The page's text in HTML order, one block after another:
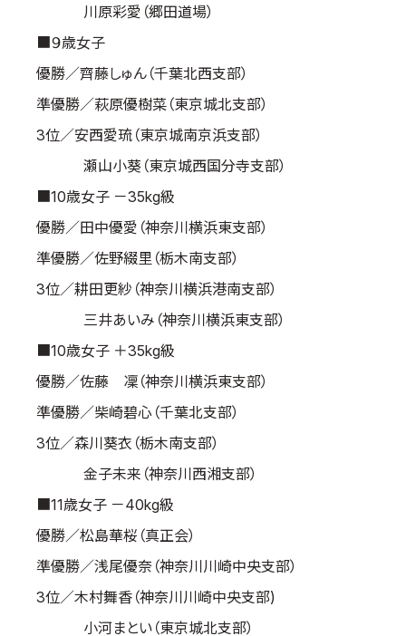
川原彩愛（郷田道場）
■９歳女子
優勝／齊藤しゅん（千葉北西支部）
準優勝／萩原優樹菜（東京城北支部）
3位／安西愛琉（東京城南京浜支部）
瀬山小葵（東京城西国分寺支部）
■10歳女子 －35kg級
優勝／田中優愛（神奈川横浜東支部）
準優勝／佐野綴里（栃木南支部）
3位／耕田更紗（神奈川横浜港南支部）
三井あいみ（神奈川横浜東支部）
■10歳女子 ＋35kg級
優勝／佐藤 凜（神奈川横浜東支部）
準優勝／柴崎碧心（千葉北支部）
3位／森川葵衣（栃木南支部）
金子未来（神奈川西湘支部）
■11歳女子 －40kg級
優勝／松島華桜（真正会）
準優勝／浅尾優奈（神奈川川崎中央支部）
3位／木村舞香（神奈川川崎中央支部)
小河まとい（東京城北支部）